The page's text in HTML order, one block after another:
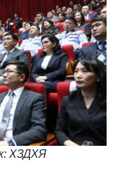
ХЗДХЯ